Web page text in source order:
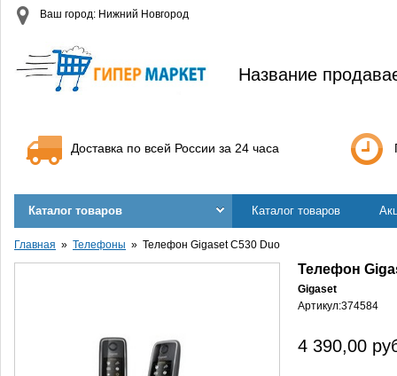
Ваш город: Нижний Новгород
Название
Доставка по всей России за 24 часа
Каталог товаров Каталог товаров
Главная Телефоны Телефон Gigaset C530 Duo
Телефон
Gigaset
Артикул:374584
4 390,00